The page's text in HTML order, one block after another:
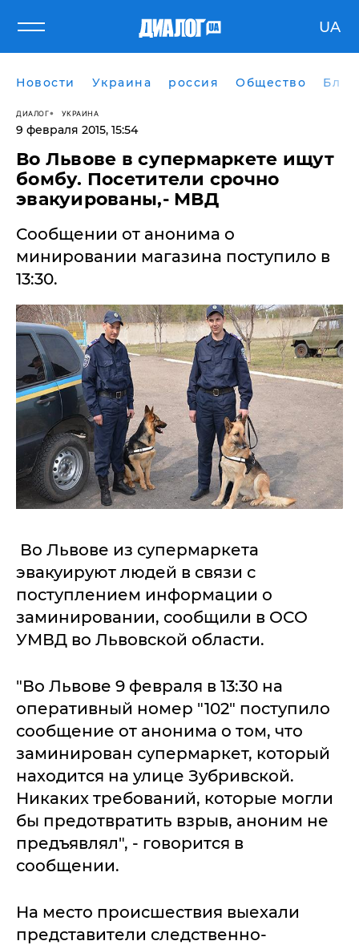
UA
Новости Украина россия Общество
ДИАЛОГ УКРАИНА
9 февраля 2015, 15:54
Во Львове в супермаркете ищут
бомбу. Посетители срочно
эвакуированы,- МВД
Сообщении от анонима о
минировании магазина поступило в
13:30.
Во Львове из супермаркета
эвакуируют людей в связи с
поступлением информации о
заминировании, сообщили в ОСО
УМВД во Львовской области.
"Во Львове 9 февраля в 13:30 на
оперативный номер "102" поступило
сообщение от анонима о том, что
заминирован супермаркет, который
находится на улице Зубривской.
Никаких требований, которые могли
бы предотвратить взрыв, аноним не
предъявлял", - говорится в
сообщении.
На место происшествия выехали
представители следственно-